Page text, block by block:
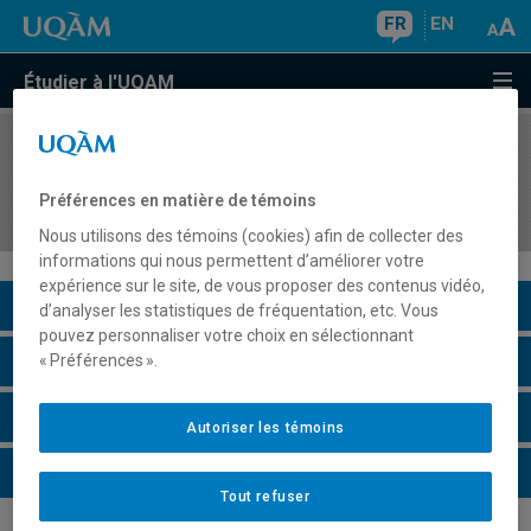
FR EN
Étudier à l'UQAM
COURS//
objets
Description du cours
Horaire - Été 2026
Horaire - Automne 2026
Horaire - Hiver 2027
Préférences en matière de témoins
Nous utilisons des témoins (cookies) afin de collecter des
informations qui nous permettent d’améliorer votre
expérience sur le site, de vous proposer des contenus vidéo,
d’analyser les statistiques de fréquentation, etc. Vous
pouvez personnaliser votre choix en sélectionnant
« Préférences ».
Tout refuser
Autoriser les témoins